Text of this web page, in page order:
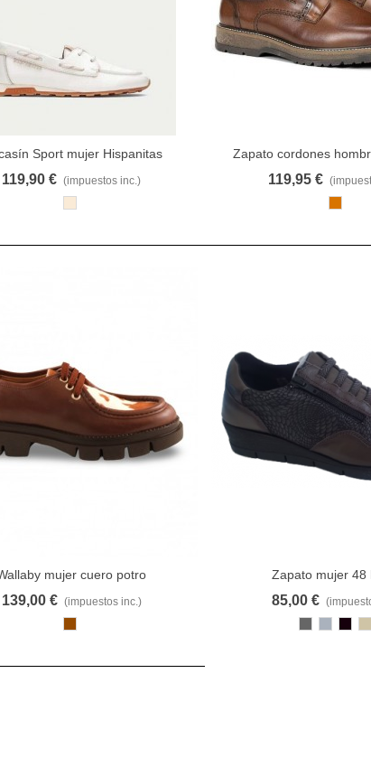
COMPARAR
Sport mujer Hispanitas
HV264603
119,90 € (impuestos inc.)
FAVORITO
Zapato cordones
119,95 €
COMPARAR
mujer cuero potro
139,00 € (impuestos inc.)
FAVORITO
Zapato mujer 48
85,00 €